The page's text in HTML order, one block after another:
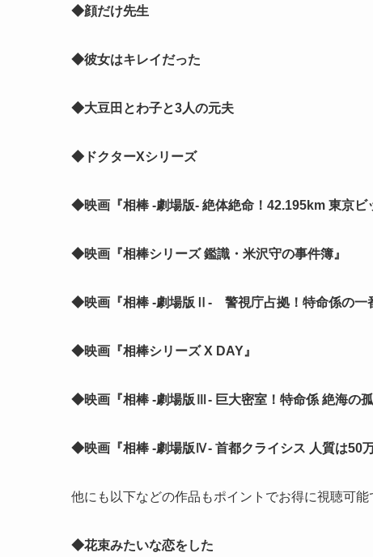
◆顔だけ先生
◆彼女はキレイだった
◆大豆田とわ子と3人の元夫
◆ドクターXシリーズ
◆映画『相棒 -劇場版- 絶体絶命！42.195km 東京ビ
◆映画『相棒シリーズ 鑑識・米沢守の事件簿』
◆映画『相棒 -劇場版Ⅱ- 警視庁占拠！特命係の一
◆映画『相棒シリーズ X DAY』
◆映画『相棒 -劇場版Ⅲ- 巨大密室！特命係 絶海の孤
◆映画『相棒 -劇場版Ⅳ- 首都クライシス 人質は50万
他にも以下などの作品もポイントでお得に視聴可能
◆花束みたいな恋をした